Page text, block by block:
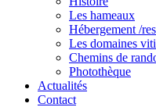
Les hameaux
Hébergement /
Les domaines
Chemins de
Photothèque
Actualités
Contact